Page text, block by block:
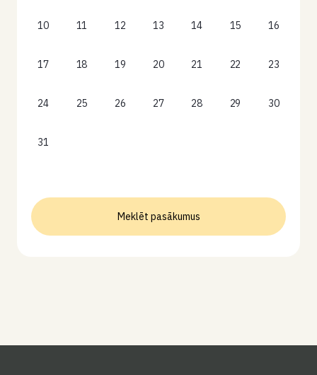
10 11 12 13 14 15 16
17 18 19 20 21 22 23
24 25 26 27 28 29 30
31
Meklēt pasākumus